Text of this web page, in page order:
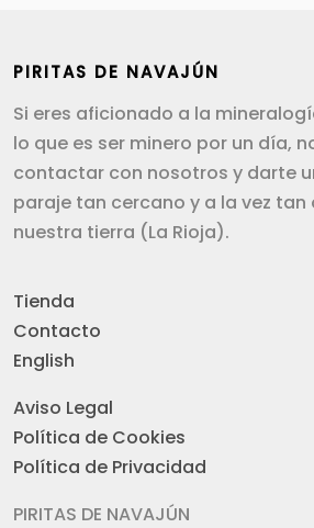
PIRITAS DE NAVAJÚN
Si eres aficionado a la
lo que es ser minero por un día,
contactar con nosotros y darte
paraje tan cercano y a la vez
nuestra tierra (La Rioja).
Tienda
Contacto
English
Aviso Legal
Política de Cookies
Política de Privacidad
PIRITAS DE NAVAJÚN